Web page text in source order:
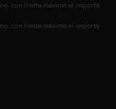
con límite máximo el importe
con límite máximo el importe